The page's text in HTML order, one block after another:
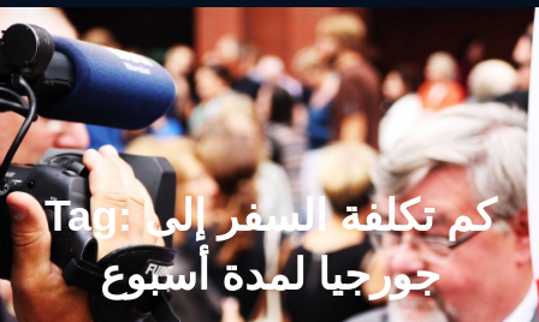
Tag:كم تكلفة السفر إلى
جورجيا لمدة أسبوع